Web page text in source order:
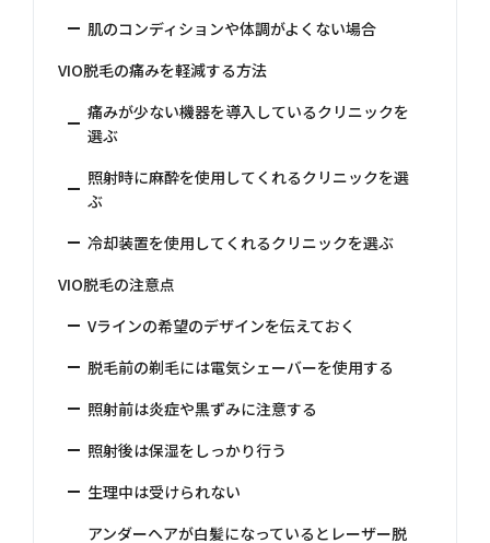
肌のコンディションや体調がよくない場合
VIO脱毛の痛みを軽減する方法
痛みが少ない機器を導入しているクリニックを
選ぶ
照射時に麻酔を使用してくれるクリニックを選
ぶ
冷却装置を使用してくれるクリニックを選ぶ
VIO脱毛の注意点
Vラインの希望のデザインを伝えておく
脱毛前の剃毛には電気シェーバーを使用する
照射前は炎症や黒ずみに注意する
照射後は保湿をしっかり行う
生理中は受けられない
アンダーヘアが白髪になっているとレーザー脱